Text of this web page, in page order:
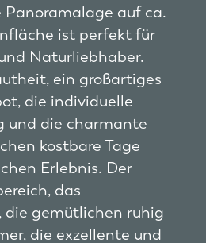
auf ca.
ist perfekt für
Naturliebhaber.
ein großartiges
die individuelle
und die charmante
kostbare Tage
Erlebnis. Der
das
die gemütlichen ruhig
die exzellente und